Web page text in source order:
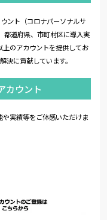
ント（コロナパーソナルサ
都道府県、市町村区に導入実
のアカウントを提供してお
決に貢献しています。
カウント
実績等をご体感いただけま